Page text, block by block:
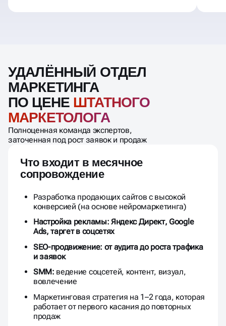
УДАЛЁННЫЙ ОТДЕЛ
МАРКЕТИНГА
ПО ЦЕНЕ ШТАТНОГО
МАРКЕТОЛОГА
Полноценная команда экспертов,
заточенная под рост заявок и продаж
Что входит в месячное
сопровождение
Разработка продающих сайтов с высокой
конверсией (на основе нейромаркетинга)
Настройка рекламы: Яндекс Директ, Google
Ads, таргет в соцсетях
SEO-продвижение: от аудита до роста трафика
и заявок
SMM: ведение соцсетей, контент, визуал,
вовлечение
Маркетинговая стратегия на 1–2 года, которая
работает от первого касания до повторных
продаж